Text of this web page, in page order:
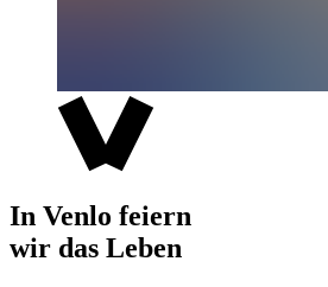
In Venlo feiern
wir das Leben